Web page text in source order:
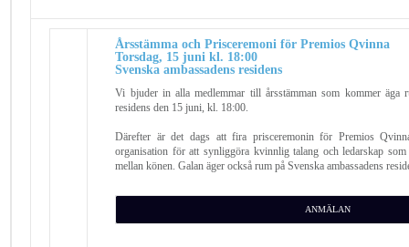
Årsstämma och Prisceremoni för Premios Qvinna
Torsdag, 15 juni kl. 18:00
Svenska ambassadens residens
Vi bjuder in alla medlemmar till årsstämman som kommer äga
residens den 15 juni, kl. 18:00.
Därefter är det dags att fira prisceremonin för Premios
organisation för att synliggöra kvinnlig talang och ledarskap
mellan könen. Galan äger också rum på Svenska ambassadens
ANMÄLAN